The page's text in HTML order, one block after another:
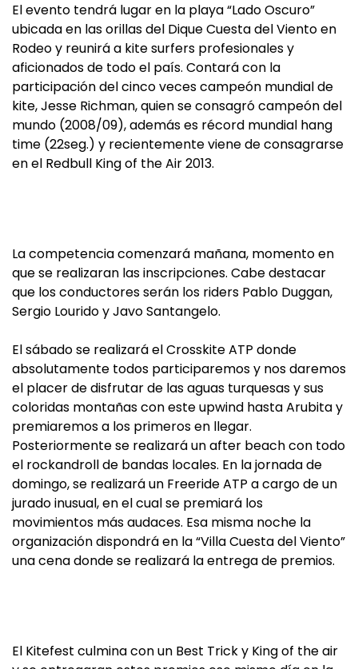
El evento tendrá lugar en la playa “Lado Oscuro”
ubicada en las orillas del Dique Cuesta del Viento en
Rodeo y reunirá a kite surfers profesionales y
aficionados de todo el país. Contará con la
participación del cinco veces campeón mundial de
kite, Jesse Richman, quien se consagró campeón del
mundo (2008/09), además es récord mundial hang
time (22seg.) y recientemente viene de consagrarse
en el Redbull King of the Air 2013.
La competencia comenzará mañana, momento en
que se realizaran las inscripciones. Cabe destacar
que los conductores serán los riders Pablo Duggan,
Sergio Lourido y Javo Santangelo.
El sábado se realizará el Crosskite ATP donde
absolutamente todos participaremos y nos daremos
el placer de disfrutar de las aguas turquesas y sus
coloridas montañas con este upwind hasta Arubita y
premiaremos a los primeros en llegar.
Posteriormente se realizará un after beach con todo
el rockandroll de bandas locales. En la jornada de
domingo, se realizará un Freeride ATP a cargo de un
jurado inusual, en el cual se premiará los
movimientos más audaces. Esa misma noche la
organización dispondrá en la “Villa Cuesta del Viento”
una cena donde se realizará la entrega de premios.
El Kitefest culmina con un Best Trick y King of the air